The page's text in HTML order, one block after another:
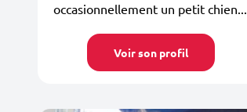
occasionnellement un petit chien...
Voir son profil